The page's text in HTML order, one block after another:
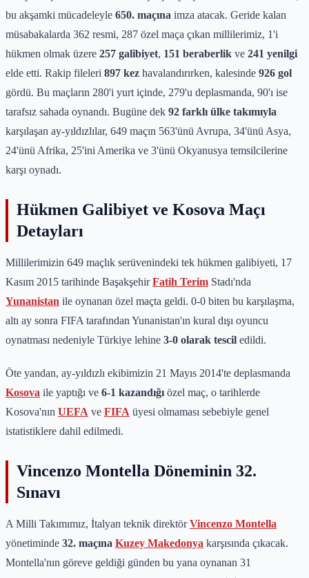
bu akşamki mücadeleyle 650. maçına imza atacak. Geride kalan
müsabakalarda 362 resmi, 287 özel maça çıkan millilerimiz, 1'i
hükmen olmak üzere 257 galibiyet, 151 beraberlik ve 241 yenilgi
elde etti. Rakip fileleri 897 kez havalandırırken, kalesinde 926 gol
gördü. Bu maçların 280'i yurt içinde, 279'u deplasmanda, 90'ı ise
tarafsız sahada oynandı. Bugüne dek 92 farklı ülke takımıyla
karşılaşan ay-yıldızlılar, 649 maçın 563'ünü Avrupa, 34'ünü Asya,
24'ünü Afrika, 25'ini Amerika ve 3'ünü Okyanusya temsilcilerine
karşı oynadı.
Hükmen Galibiyet ve Kosova Maçı
Detayları
Millilerimizin 649 maçlık serüvenindeki tek hükmen galibiyeti, 17
Kasım 2015 tarihinde BaşakşehirFatih Terim Stadı'nda
Yunanistan ile oynanan özel maçta geldi. 0-0 biten bu karşılaşma,
altı ay sonra FIFA tarafından Yunanistan'ın kural dışı oyuncu
oynatması nedeniyle Türkiye lehine 3-0 olarak tescil edildi.
Öte yandan, ay-yıldızlı ekibimizin 21 Mayıs 2014'te deplasmanda
Kosova ile yaptığı ve 6-1 kazandığı özel maç, o tarihlerde
Kosova'nın UEFA ve FIFA üyesi olmaması sebebiyle genel
istatistiklere dahil edilmedi.
Vincenzo Montella Döneminin 32.
Sınavı
A Milli Takımımız, İtalyan teknik direktörVincenzo Montella
yönetiminde 32. maçına Kuzey Makedonya karşısında çıkacak.
Montella'nın göreve geldiği günden bu yana oynanan 31